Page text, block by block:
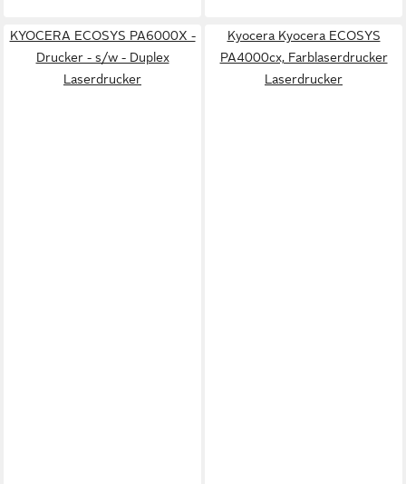
KYOCERA ECOSYS PA6000X -
Drucker - s/w - Duplex
Laserdrucker
Kyocera Kyocera ECOSYS
PA4000cx, Farblaserdrucker
Laserdrucker